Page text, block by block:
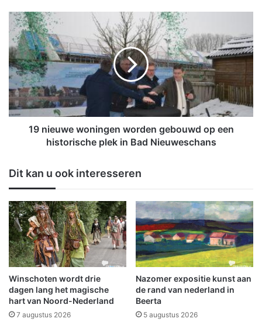
g
e
u
i
g
e
n
n
i
d
e
n
t
m
e
t
d
r
i
e
9
n
i
e
u
w
e
w
g
e
n
w
o
r
d
e
n
g
e
b
19 nieuwe woningen worden gebouwd op een
historische plek in Bad Nieuweschans
Dit kan u ook interesseren
Winschoten wordt drie
dagen lang het magische
hart van Noord-Nederland
7 augustus 2026
Nazomer expositie kunst aan
de rand van nederland in
Beerta
5 augustus 2026